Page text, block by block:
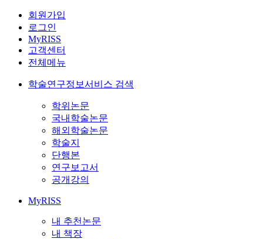
회원가입
로그인
MyRISS
고객센터
전체메뉴
학술연구정보서비스 검색
학위논문
국내학술논문
해외학술논문
학술지
단행본
연구보고서
공개강의
MyRISS
내 추천논문
내 책장